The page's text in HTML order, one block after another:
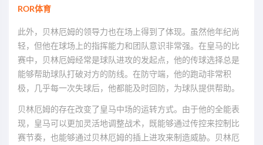
ROR体育
此外，贝林厄姆的领导力也在场上得到了体现。虽然他年纪尚
轻，但他在球场上的指挥能力和团队意识非常强。在皇马的比
赛中，贝林厄姆经常是球队进攻的发起点，他的传球选择总是
能够帮助球队打破对方的防线。在防守端，他的跑动非常积
极，几乎每一次失球后，他都能及时回防，为球队提供帮助。
贝林厄姆的存在改变了皇马中场的运转方式。由于他的全能表
现，皇马可以更加灵活地调整战术，既能够通过传控来控制比
赛节奏，也能够通过贝林厄姆的插上进攻来制造威胁。贝林厄